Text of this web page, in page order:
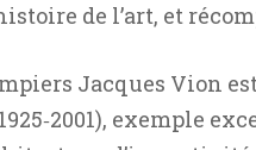
de l’art, et
Jacques Vion
exemple